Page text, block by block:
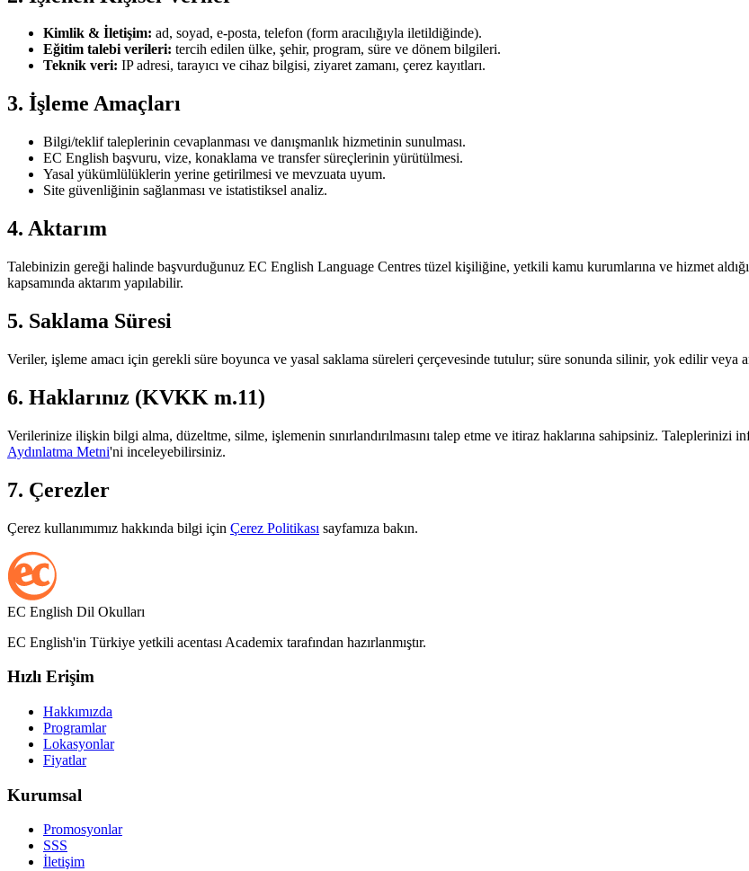
Kimlik & İletişim: ad, soyad, e-posta, telefon (form aracılığıyla iletildiğinde).
Eğitim talebi verileri: tercih edilen ülke, şehir, program, süre ve dönem bilgileri.
Teknik veri: IP adresi, tarayıcı ve cihaz bilgisi, ziyaret zamanı, çerez kayıtları.
3. İşleme Amaçları
Bilgi/teklif taleplerinin cevaplanması ve danışmanlık hizmetinin sunulması.
EC English başvuru, vize, konaklama ve transfer süreçlerinin yürütülmesi.
Yasal yükümlülüklerin yerine getirilmesi ve mevzuata uyum.
Site güvenliğinin sağlanması ve istatistiksel analiz.
4. Aktarım
Talebinizin gereği halinde başvurduğunuz EC English Language Centres tüzel kişiliğine, yetkili kamu kurumlarına ve hizmet
kapsamında aktarım yapılabilir.
5. Saklama Süresi
Veriler, işleme amacı için gerekli süre boyunca ve yasal saklama süreleri çerçevesinde tutulur; süre sonunda silinir, yok edilir veya
6. Haklarınız (KVKK m.11)
Verilerinize ilişkin bilgi alma, düzeltme, silme, işlemenin sınırlandırılmasını talep etme ve itiraz haklarına sahipsiniz. Taleplerinizi
Aydınlatma Metni'ni inceleyebilirsiniz.
7. Çerezler
Çerez kullanımımız hakkında bilgi için Çerez Politikası sayfamıza bakın.
EC English Dil Okulları
EC English'in Türkiye yetkili acentası Academix tarafından hazırlanmıştır.
Hızlı Erişim
Hakkımızda
Programlar
Lokasyonlar
Fiyatlar
Kurumsal
Promosyonlar
SSS
İletişim